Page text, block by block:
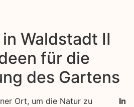
Waldstadt II
für die
des Gartens
Ort, um die Natur zu
In